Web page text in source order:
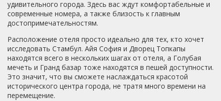
удивительного города. Здесь вас ждут комфортабельные и
современные номера, а также близость к главным
достопримечательностям.
Расположение отеля просто идеально для тех, кто хочет
исследовать Стамбул. Айя София и Дворец Топкапы
находятся всего в нескольких шагах от отеля, а Голубая
мечеть и Гранд базар тоже находятся в пешей доступности.
Это значит, что вы сможете наслаждаться красотой
исторического центра города, не тратя много времени на
перемещение.